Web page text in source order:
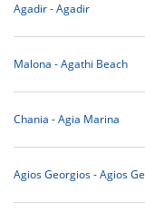
Agadir - Agadir
Malona - Agathi Beach
Chania - Agia Marina
Agios Georgios - Agios